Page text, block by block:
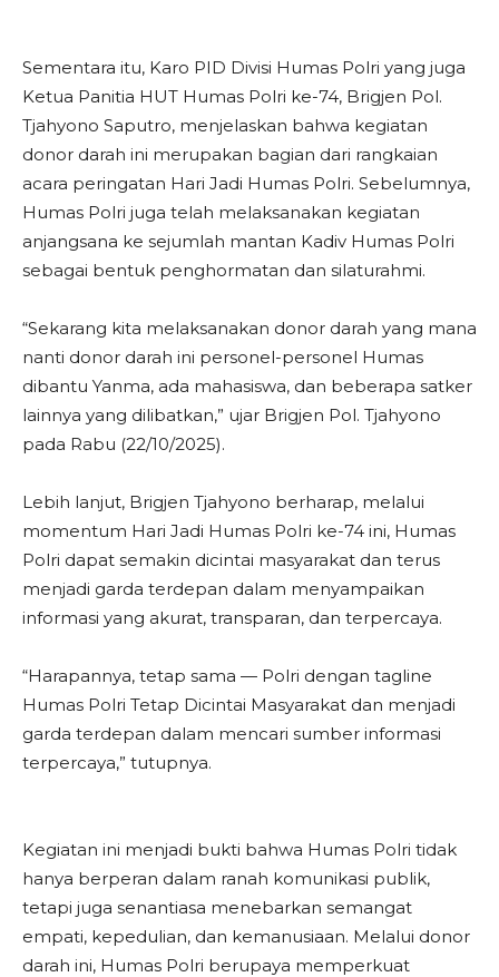
Sementara itu, Karo PID Divisi Humas Polri yang juga
Ketua Panitia HUT Humas Polri ke-74, Brigjen Pol.
Tjahyono Saputro, menjelaskan bahwa kegiatan
donor darah ini merupakan bagian dari rangkaian
acara peringatan Hari Jadi Humas Polri. Sebelumnya,
Humas Polri juga telah melaksanakan kegiatan
anjangsana ke sejumlah mantan Kadiv Humas Polri
sebagai bentuk penghormatan dan silaturahmi.
“Sekarang kita melaksanakan donor darah yang mana
nanti donor darah ini personel-personel Humas
dibantu Yanma, ada mahasiswa, dan beberapa satker
lainnya yang dilibatkan,” ujar Brigjen Pol. Tjahyono
pada Rabu (22/10/2025).
Lebih lanjut, Brigjen Tjahyono berharap, melalui
momentum Hari Jadi Humas Polri ke-74 ini, Humas
Polri dapat semakin dicintai masyarakat dan terus
menjadi garda terdepan dalam menyampaikan
informasi yang akurat, transparan, dan terpercaya.
“Harapannya, tetap sama — Polri dengan tagline
Humas Polri Tetap Dicintai Masyarakat dan menjadi
garda terdepan dalam mencari sumber informasi
terpercaya,” tutupnya.
Kegiatan ini menjadi bukti bahwa Humas Polri tidak
hanya berperan dalam ranah komunikasi publik,
tetapi juga senantiasa menebarkan semangat
empati, kepedulian, dan kemanusiaan. Melalui donor
darah ini, Humas Polri berupaya memperkuat